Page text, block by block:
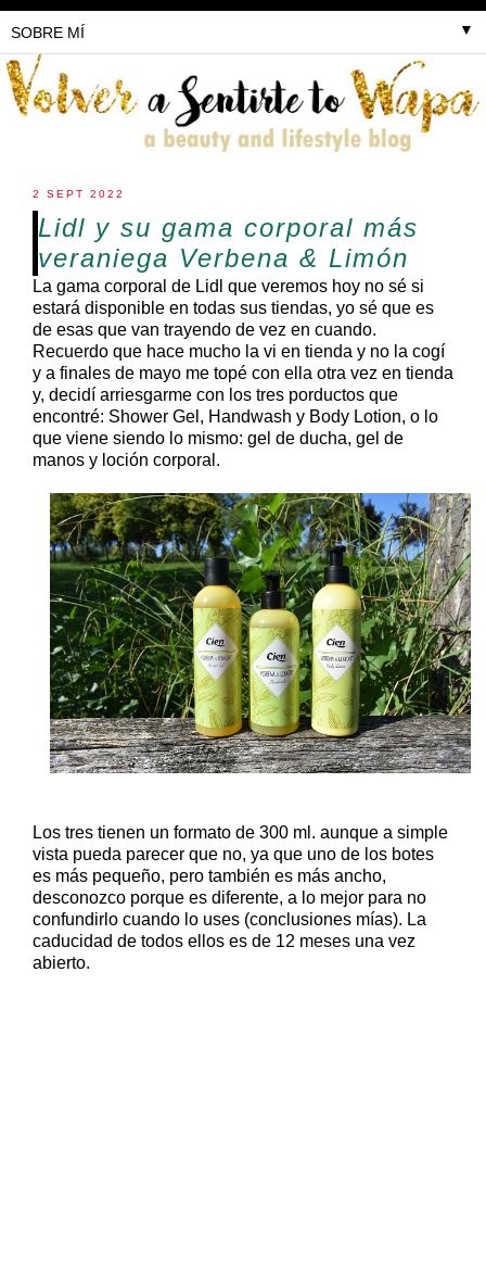
▼
2 SEPT 2022
Lidl y su gama corporal más
veraniega Verbena & Limón
La gama corporal de Lidl que veremos hoy no sé si
estará disponible en todas sus tiendas, yo sé que es
de esas que van trayendo de vez en cuando.
Recuerdo que hace mucho la vi en tienda y no la cogí
y a finales de mayo me topé con ella otra vez en tienda
y, decidí arriesgarme con los tres porductos que
encontré: Shower Gel, Handwash y Body Lotion, o lo
que viene siendo lo mismo: gel de ducha, gel de
manos y loción corporal.
Los tres tienen un formato de 300 ml. aunque a simple
vista pueda parecer que no, ya que uno de los botes
es más pequeño, pero también es más ancho,
desconozco porque es diferente, a lo mejor para no
confundirlo cuando lo uses (conclusiones mías). La
caducidad de todos ellos es de 12 meses una vez
abierto.